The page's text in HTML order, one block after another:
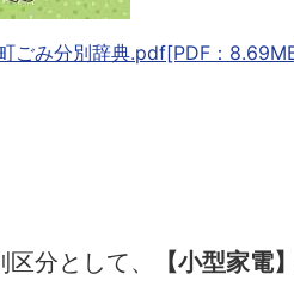
ごみ分別辞典.pdf[PDF：
分として、 【小型家電】